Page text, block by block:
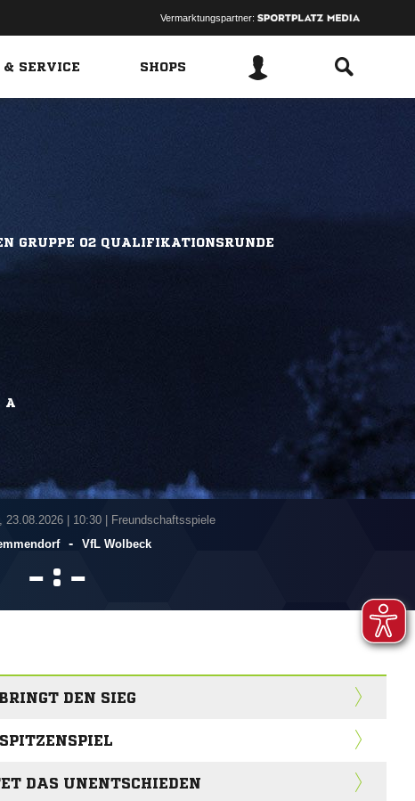
Vermarktungspartner:
SERVICE SHOPS
GRUPPE 02 QUALIFIKATIONSRUNDE
A
23.08.2026| 10:30 | Freundschaftsspiele
- VfL Wolbeck
 : 
DEN SIEG
DAS UNENTSCHIEDEN